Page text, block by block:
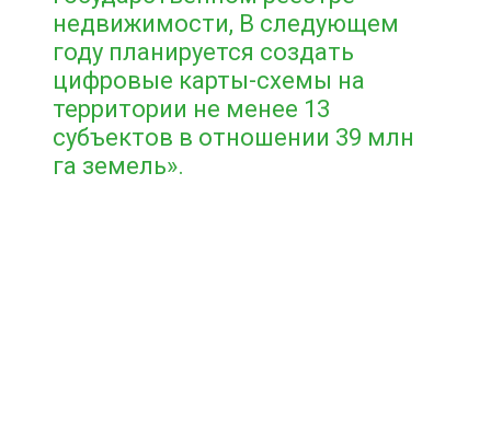
недвижимости, В следующем
году планируется создать
цифровые карты-схемы на
территории не менее 13
субъектов в отношении 39 млн
га земель».